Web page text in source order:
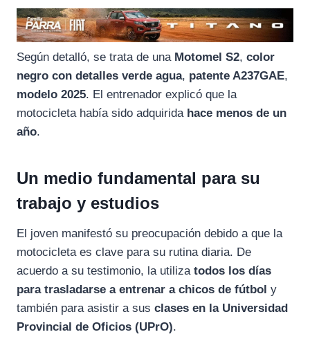
Según detalló, se trata de una Motomel S2, color
negro con detalles verde agua, patente A237GAE,
modelo 2025. El entrenador explicó que la
motocicleta había sido adquirida hace menos de un
año.
Un medio fundamental para su
trabajo y estudios
El joven manifestó su preocupación debido a que la
motocicleta es clave para su rutina diaria. De
acuerdo a su testimonio, la utiliza todos los días
para trasladarse a entrenar a chicos de fútbol y
también para asistir a sus clases en la Universidad
Provincial de Oficios (UPrO).